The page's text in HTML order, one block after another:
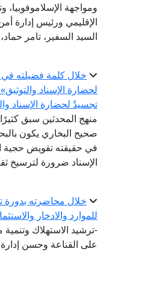
ومواجهة
الإقليمي ورئيس إدارة
السيد السفير، تامر
خلال كلمة فضيلته في
لحضارة الإسناد
تجسيدٌ لحضارة الإسناد
منهج المحدثين سبق
صحيح البخاري يكون
في حقيقته تقويض حجية
الإسناد ضرورة لترسيخ
خلال محاضرته بدورة
للموارد والادخار
-ترشيد الاستهلاك
على القناعة وحسن